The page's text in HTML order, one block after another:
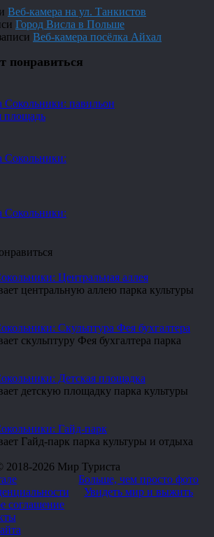
Веб-камера на ул. Танкистов
Город Висла в Польше
Веб-камера посёлка Айхал
понравиться
Сокольники: павильон
площадь
Сокольники:
Сокольники:
Центральная аллея
центральную аллею парка культуры
Скульптура Фея бухгалтера
скульптуру Фея бухгалтера парка
Детская площадка
детскую площадку парка культуры
Гайд-парк
Гайд-парк парка культуры и отдыха
2018-2026 Мир Туриста
соглашение
Больше, чем просто фото
Увидеть мир и выжить